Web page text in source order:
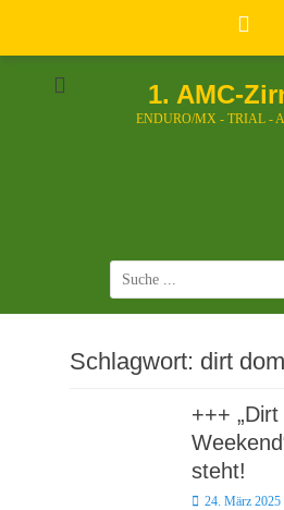
1. AMC-
ENDURO/MX - TRIAL -
Suchen
nach:
Schlagwort: dirt
+++
steht!
Posted
24. März 2025